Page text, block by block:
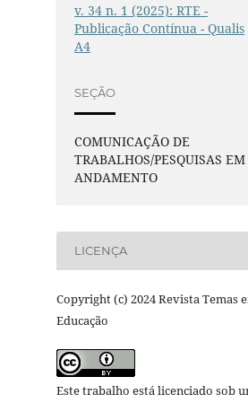
v. 34 n. 1 (2025): RTE -
Publicação Contínua - Qualis
A4
SEÇÃO
COMUNICAÇÃO DE
TRABALHOS/PESQUISAS EM
ANDAMENTO
LICENÇA
Copyright (c) 2024 Revista Temas
Educação
Este trabalho está licenciado sob